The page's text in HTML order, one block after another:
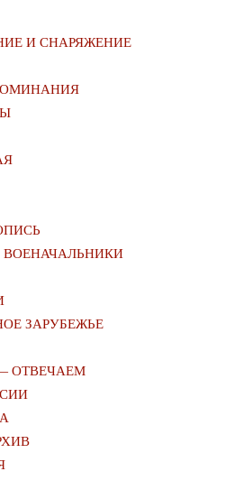
И СНАРЯЖЕНИЕ
ЗАРУБЕЖЬЕ
ОТВЕЧАЕМ